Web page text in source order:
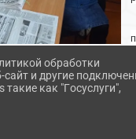
обработки
и другие
как "Госуслуги",